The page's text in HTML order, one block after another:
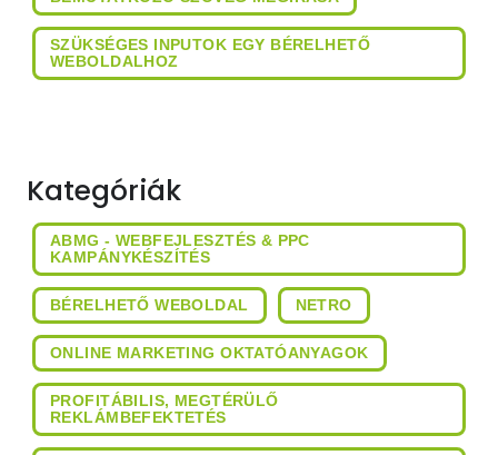
SZÜKSÉGES INPUTOK EGY BÉRELHETŐ
WEBOLDALHOZ
Kategóriák
ABMG - WEBFEJLESZTÉS & PPC
KAMPÁNYKÉSZÍTÉS
BÉRELHETŐ WEBOLDAL NETRO
ONLINE MARKETING OKTATÓANYAGOK
PROFITÁBILIS, MEGTÉRÜLŐ
REKLÁMBEFEKTETÉS